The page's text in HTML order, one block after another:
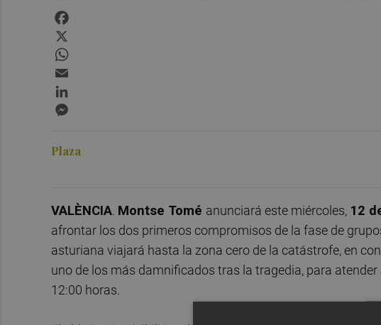
Plaza
VALÈNCIA. Montse Tomé anunciará este miércoles, 12
afrontar los dos primeros compromisos de la fase de
asturiana viajará hasta la zona cero de la catástrofe, en
uno de los más damnificados tras la tragedia, para
12:00 horas.